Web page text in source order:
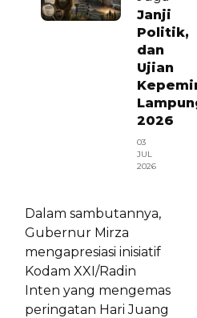
Janji
Politik,
dan
Ujian
2026
03
JUL
2026
Dalam sambutannya,
Gubernur Mirza
mengapresiasi inisiatif
Kodam XXI/Radin
Inten yang mengemas
peringatan Hari Juang